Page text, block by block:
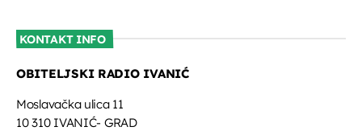
KONTAKT INFO
OBITELJSKI RADIO IVANIĆ
Moslavačka ulica 11
10 310 IVANIĆ- GRAD